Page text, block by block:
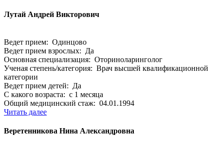
Лутай Андрей Викторович
Ведет прием: Одинцово
Ведет прием взрослых: Да
Основная специализация: Оториноларинголог
Ученая степень/категория: Врач высшей квалификационной
категории
Ведет прием детей: Да
С какого возраста: с 1 месяца
Общий медицинский стаж: 04.01.1994
Читать далее
Веретенникова Нина Александровна